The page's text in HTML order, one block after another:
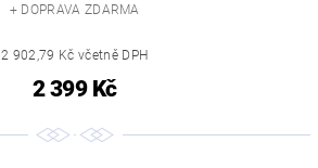
+ DOPRAVA ZDARMA
2 902,79 Kč včetně DPH
2 399 Kč